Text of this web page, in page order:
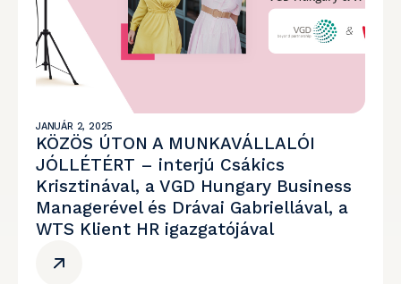
JANUÁR 2, 2025
KÖZÖS ÚTON A MUNKAVÁLLALÓI
JÓLLÉTÉRT – interjú Csákics
Krisztinával, a VGD Hungary Business
Managerével és Drávai Gabriellával, a
WTS Klient HR igazgatójával